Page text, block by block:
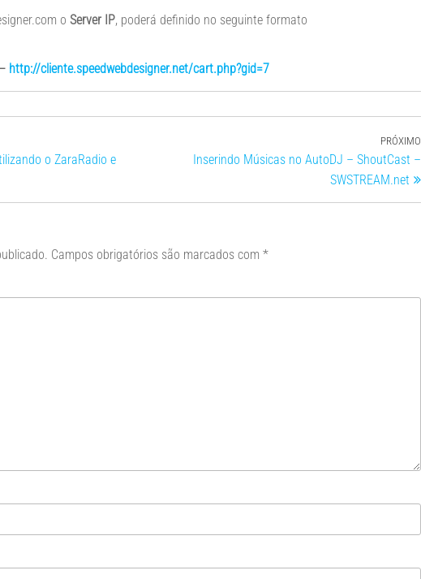
o Server IP, poderá definido no seguinte formato
http://cliente.speedwebdesigner.net/cart.php?gid=7
o ZaraRadio e
PRÓXIMO
Inserindo Músicas no AutoDJ – ShoutCast –
SWSTREAM.net
Campos obrigatórios são marcados com *